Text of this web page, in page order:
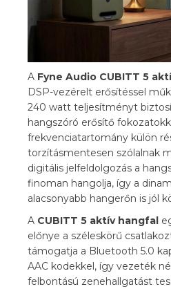
A Fyne Audio CUBITT 5
DSP-vezérelt erősítéssel
240 watt teljesítményt
hangszóró erősítő
frekvenciatartomány külön
torzításmentesen szólalnak
digitális jelfeldolgozás a
finoman hangolja, így a
alacsonyabb hangerőn is jól
A CUBITT 5 aktív hangfal
előnye a széleskörű
támogatja a Bluetooth 5.0
AAC kodekkel, így vezeték
felbontású zenehallgatást